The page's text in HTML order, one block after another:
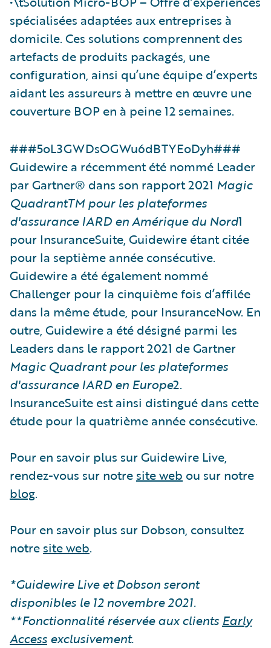
spécialisées adaptées aux entreprises à
domicile. Ces solutions comprennent des
artefacts de produits packagés, une
configuration, ainsi qu’une équipe d’experts
aidant les assureurs à mettre en œuvre une
couverture BOP en à peine 12 semaines.
###5oL3GWDsOGWu6dBTYEoDyh###
Guidewire a récemment été nommé Leader
par Gartner® dans son rapport 2021 Magic
QuadrantTM pour les plateformes
d'assurance IARD en Amérique du Nord1
pour InsuranceSuite, Guidewire étant citée
pour la septième année consécutive.
Guidewire a été également nommé
Challenger pour la cinquième fois d’affilée
dans la même étude, pour InsuranceNow. En
outre, Guidewire a été désigné parmi les
Leaders dans le rapport 2021 de Gartner
Magic Quadrant pour les plateformes
d'assurance IARD en Europe2.
InsuranceSuite est ainsi distingué dans cette
étude pour la quatrième année consécutive.
Pour en savoir plus sur Guidewire Live,
rendez-vous sur notre site web ou sur notre
blog.
Pour en savoir plus sur Dobson, consultez
notre site web.
*Guidewire Live et Dobson seront
disponibles le 12 novembre 2021.
**Fonctionnalité réservée aux clients Early
Access exclusivement.